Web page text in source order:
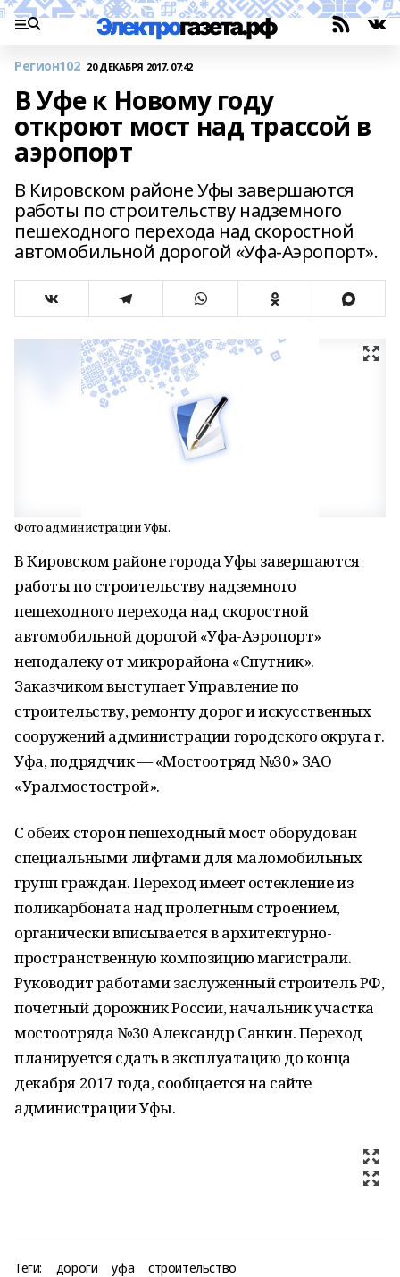
Регион102 20 ДЕКАБРЯ 2017, 07:42
В Уфе к Новому году
откроют мост над трассой в
аэропорт
В Кировском районе Уфы завершаются
работы по строительству надземного
пешеходного перехода над скоростной
автомобильной дорогой «Уфа-Аэропорт».
Фото администрации Уфы.
В Кировском районе города Уфы завершаются
работы по строительству надземного
пешеходного перехода над скоростной
автомобильной дорогой «Уфа-Аэропорт»
неподалеку от микрорайона «Спутник».
Заказчиком выступает Управление по
строительству, ремонту дорог и искусственных
сооружений администрации городского округа г.
Уфа, подрядчик — «Мостоотряд №30» ЗАО
«Уралмостострой».
С обеих сторон пешеходный мост оборудован
специальными лифтами для маломобильных
групп граждан. Переход имеет остекление из
поликарбоната над пролетным строением,
органически вписывается в архитектурно-
пространственную композицию магистрали.
Руководит работами заслуженный строитель РФ,
почетный дорожник России, начальник участка
мостоотряда №30 Александр Санкин. Переход
планируется сдать в эксплуатацию до конца
декабря 2017 года, сообщается на сайте
администрации Уфы.
Теги: дороги уфа строительство